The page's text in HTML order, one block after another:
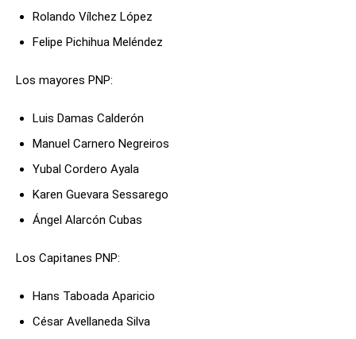
Rolando Vílchez López
Felipe Pichihua Meléndez
Los mayores PNP:
Luis Damas Calderón
Manuel Carnero Negreiros
Yubal Cordero Ayala
Karen Guevara Sessarego
Ángel Alarcón Cubas
Los Capitanes PNP:
Hans Taboada Aparicio
César Avellaneda Silva